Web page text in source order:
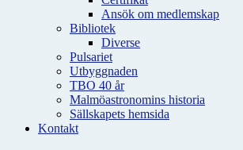
Ansök om medlemskap
Bibliotek
Diverse
Pulsariet
Utbyggnaden
TBO 40 år
Malmöastronomins historia
Sällskapets hemsida
Kontakt